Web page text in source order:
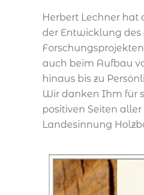
Herbert Lechner hat
der Entwicklung des
auch beim Aufbau
hinaus bis zu
Wir danken Ihm für
positiven Seiten
Landesinnung